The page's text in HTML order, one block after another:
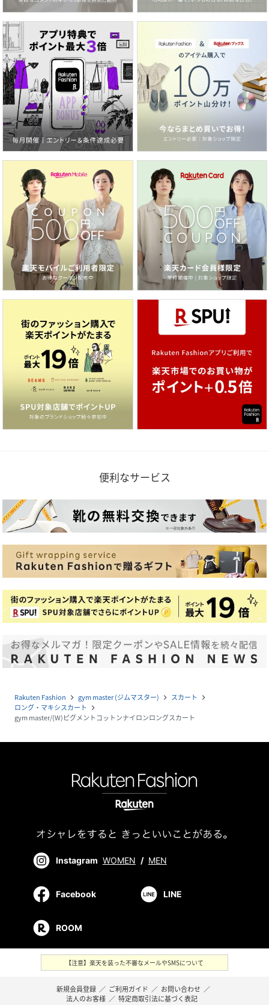
便利なサービス
Rakuten Fashion navigate_next gym master (ジムマスター) navigate_next スカート navigate_next
ロング・マキシスカート navigate_next
gym master/(W)ピグメントコットンナイロンロングスカート
Instagram WOMEN / MEN
Facebook LINE
ROOM
【注意】楽天を装った不審なメールやSMSについて
新規会員登録 ／ ご利用ガイド ／ お問い合わせ ／
法人のお客様 ／ 特定商取引法に基づく表記